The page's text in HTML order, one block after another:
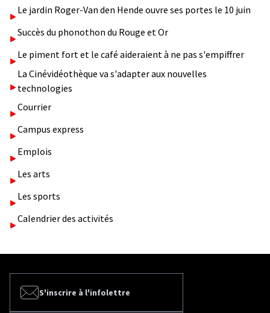
Le jardin Roger-Van den Hende ouvre ses portes le 10 juin
Succès du phonothon du Rouge et Or
Le piment fort et le café aideraient à ne pas s'empiffrer
La Cinévidéothèque va s'adapter aux nouvelles
technologies
Courrier
Campus express
Emplois
Les arts
Les sports
Calendrier des activités
S'inscrire à l'infolettre